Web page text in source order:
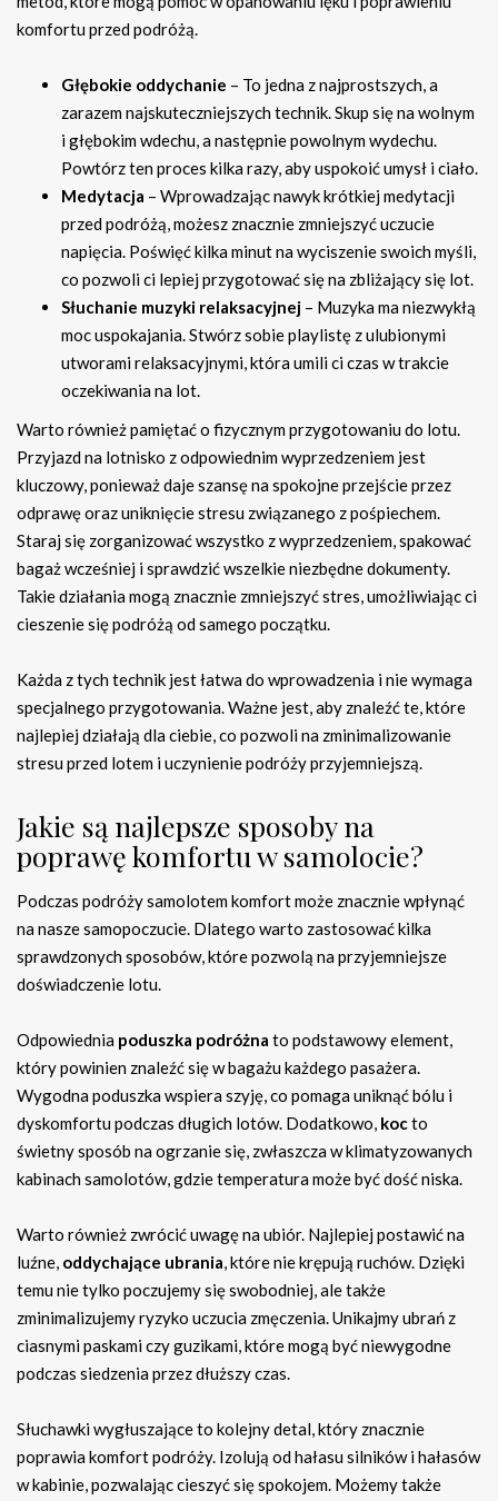
komfortu przed podróżą.
Głębokie oddychanie – To jedna z najprostszych, a
zarazem najskuteczniejszych technik. Skup się na wolnym
i głębokim wdechu, a następnie powolnym wydechu.
Powtórz ten proces kilka razy, aby uspokoić umysł i ciało.
Medytacja – Wprowadzając nawyk krótkiej medytacji
przed podróżą, możesz znacznie zmniejszyć uczucie
napięcia. Poświęć kilka minut na wyciszenie swoich myśli,
co pozwoli ci lepiej przygotować się na zbliżający się lot.
Słuchanie muzyki relaksacyjnej – Muzyka ma niezwykłą
moc uspokajania. Stwórz sobie playlistę z ulubionymi
utworami relaksacyjnymi, która umili ci czas w trakcie
oczekiwania na lot.
Warto również pamiętać o fizycznym przygotowaniu do lotu.
Przyjazd na lotnisko z odpowiednim wyprzedzeniem jest
kluczowy, ponieważ daje szansę na spokojne przejście przez
odprawę oraz uniknięcie stresu związanego z pośpiechem.
Staraj się zorganizować wszystko z wyprzedzeniem, spakować
bagaż wcześniej i sprawdzić wszelkie niezbędne dokumenty.
Takie działania mogą znacznie zmniejszyć stres, umożliwiając ci
cieszenie się podróżą od samego początku.
Każda z tych technik jest łatwa do wprowadzenia i nie wymaga
specjalnego przygotowania. Ważne jest, aby znaleźć te, które
najlepiej działają dla ciebie, co pozwoli na zminimalizowanie
stresu przed lotem i uczynienie podróży przyjemniejszą.
Jakie są najlepsze sposoby na
poprawę komfortu w samolocie?
Podczas podróży samolotem komfort może znacznie wpłynąć
na nasze samopoczucie. Dlatego warto zastosować kilka
sprawdzonych sposobów, które pozwolą na przyjemniejsze
doświadczenie lotu.
Odpowiednia poduszka podróżna to podstawowy element,
który powinien znaleźć się w bagażu każdego pasażera.
Wygodna poduszka wspiera szyję, co pomaga uniknąć bólu i
dyskomfortu podczas długich lotów. Dodatkowo, kocto
świetny sposób na ogrzanie się, zwłaszcza w klimatyzowanych
kabinach samolotów, gdzie temperatura może być dość niska.
Warto również zwrócić uwagę na ubiór. Najlepiej postawić na
luźne, oddychające ubrania, które nie krępują ruchów. Dzięki
temu nie tylko poczujemy się swobodniej, ale także
zminimalizujemy ryzyko uczucia zmęczenia. Unikajmy ubrań z
ciasnymi paskami czy guzikami, które mogą być niewygodne
podczas siedzenia przez dłuższy czas.
Słuchawki wygłuszające to kolejny detal, który znacznie
poprawia komfort podróży. Izolują od hałasu silników i hałasów
w kabinie, pozwalając cieszyć się spokojem. Możemy także